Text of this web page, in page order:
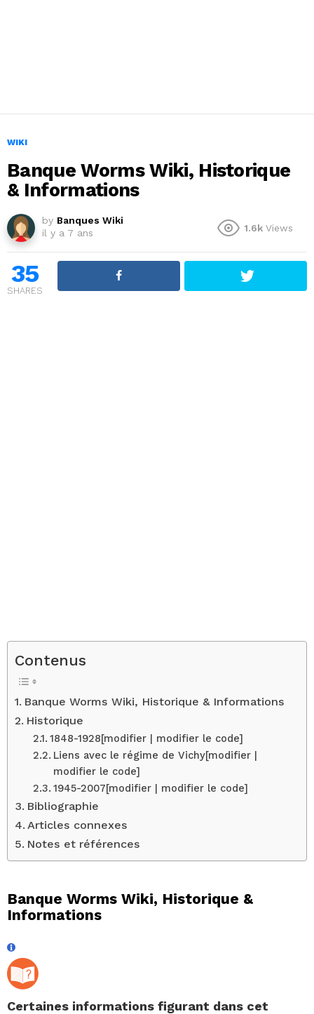
WIKI
Banque Worms Wiki, Historique
& Informations
by Banques Wiki
il y a 7 ans
1.6k Views
35
SHARES
Contenus
Banque Worms Wiki, Historique & Informations
Historique
1848-1928[modifier | modifier le code]
Liens avec le régime de Vichy[modifier |
modifier le code]
1945-2007[modifier | modifier le code]
Bibliographie
Articles connexes
Notes et références
Banque Worms Wiki, Historique &
Informations
Certaines informations figurant dans cet